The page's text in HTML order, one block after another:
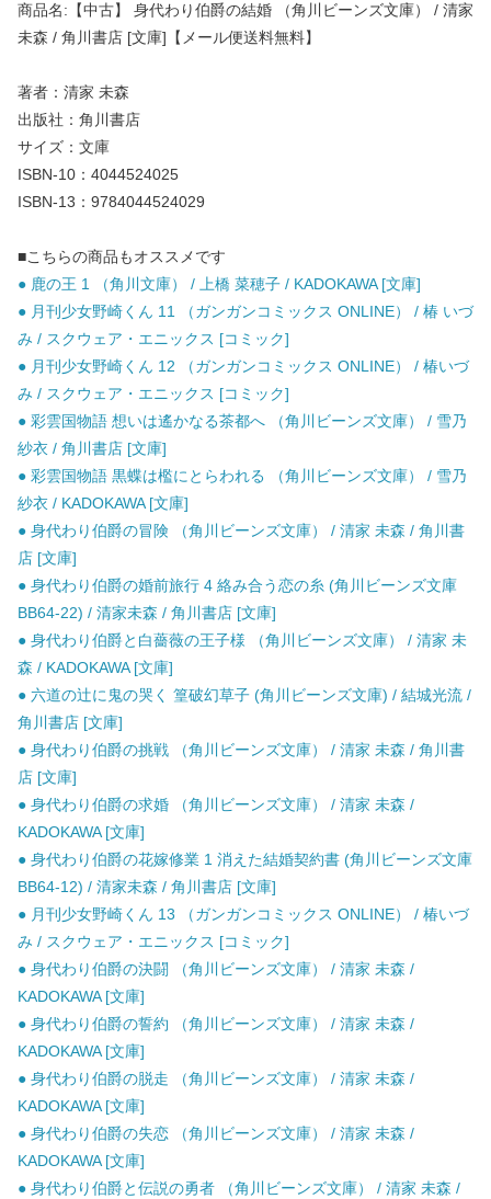
商品名:【中古】 身代わり伯爵の結婚 （角川ビーンズ文庫） / 清家
未森 / 角川書店 [文庫]【メール便送料無料】
著者：清家 未森
出版社：角川書店
サイズ：文庫
ISBN-10：4044524025
ISBN-13：9784044524029
■こちらの商品もオススメです
● 鹿の王 1 （角川文庫） / 上橋 菜穂子 / KADOKAWA [文庫]
● 月刊少女野崎くん 11 （ガンガンコミックス ONLINE） / 椿 いづ
み / スクウェア・エニックス [コミック]
● 月刊少女野崎くん 12 （ガンガンコミックス ONLINE） / 椿いづ
み / スクウェア・エニックス [コミック]
● 彩雲国物語 想いは遙かなる茶都へ （角川ビーンズ文庫） / 雪乃
紗衣 / 角川書店 [文庫]
● 彩雲国物語 黒蝶は檻にとらわれる （角川ビーンズ文庫） / 雪乃
紗衣 / KADOKAWA [文庫]
● 身代わり伯爵の冒険 （角川ビーンズ文庫） / 清家 未森 / 角川書
店 [文庫]
● 身代わり伯爵の婚前旅行 4 絡み合う恋の糸 (角川ビーンズ文庫
BB64-22) / 清家未森 / 角川書店 [文庫]
● 身代わり伯爵と白薔薇の王子様 （角川ビーンズ文庫） / 清家 未
森 / KADOKAWA [文庫]
● 六道の辻に鬼の哭く 篁破幻草子 (角川ビーンズ文庫) / 結城光流 /
角川書店 [文庫]
● 身代わり伯爵の挑戦 （角川ビーンズ文庫） / 清家 未森 / 角川書
店 [文庫]
● 身代わり伯爵の求婚 （角川ビーンズ文庫） / 清家 未森 /
KADOKAWA [文庫]
● 身代わり伯爵の花嫁修業 1 消えた結婚契約書 (角川ビーンズ文庫
BB64-12) / 清家未森 / 角川書店 [文庫]
● 月刊少女野崎くん 13 （ガンガンコミックス ONLINE） / 椿いづ
み / スクウェア・エニックス [コミック]
● 身代わり伯爵の決闘 （角川ビーンズ文庫） / 清家 未森 /
KADOKAWA [文庫]
● 身代わり伯爵の誓約 （角川ビーンズ文庫） / 清家 未森 /
KADOKAWA [文庫]
● 身代わり伯爵の脱走 （角川ビーンズ文庫） / 清家 未森 /
KADOKAWA [文庫]
● 身代わり伯爵の失恋 （角川ビーンズ文庫） / 清家 未森 /
KADOKAWA [文庫]
● 身代わり伯爵と伝説の勇者 （角川ビーンズ文庫） / 清家 未森 /